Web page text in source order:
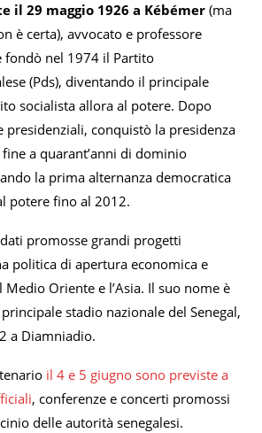
il 29 maggio 1926 a Kébémer (ma
è certa), avvocato e professore
fondò nel 1974 il Partito
(Pds), diventando il principale
socialista allora al potere. Dopo
presidenziali, conquistò la presidenza
a quarant’anni di dominio
la prima alternanza democratica
potere fino al 2012.
promosse grandi progetti
politica di apertura economica e
Oriente e l’Asia. Il suo nome è
stadio nazionale del Senegal,
a Diamniadio.
il 4 e 5 giugno sono previste a
, conferenze e concerti promossi
delle autorità senegalesi.